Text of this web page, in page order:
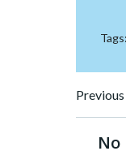
Tags:
No